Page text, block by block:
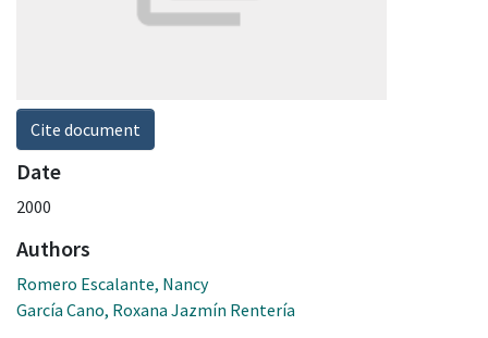
Cite document
Date
2000
Authors
Romero Escalante, Nancy
García Cano, Roxana Jazmín Rentería